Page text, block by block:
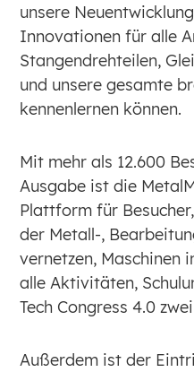
unsere
Innovationen für alle
Stangendrehteilen,
und unsere gesamte
kennenlernen können.
Mit mehr als 12.600
Ausgabe ist die
Plattform für
der Metall-,
vernetzen, Maschinen
alle Aktivitäten,
Tech Congress 4.0
Außerdem ist der